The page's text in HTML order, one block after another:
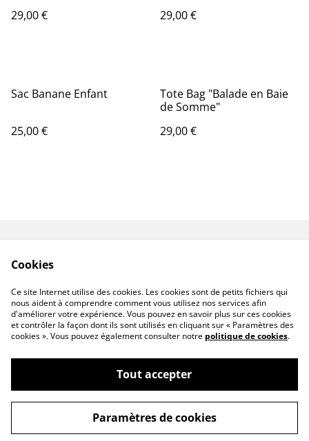
29,00 €
29,00 €
Sac Banane Enfant
25,00 €
Tote Bag "Balade en Baie
de Somme"
29,00 €
Conditions générales
de vente
confidentialité
Politique de cookies
©2026Senséa Nature
powered by
Cookies
Ce site Internet utilise des cookies. Les cookies sont de petits fichiers qui
nous aident à comprendre comment vous utilisez nos services afin
d'améliorer votre expérience. Vous pouvez en savoir plus sur ces cookies
et contrôler la façon dont ils sont utilisés en cliquant sur « Paramètres des
cookies ». Vous pouvez également consulter notre politique de cookies.
Tout accepter
Paramètres de cookies